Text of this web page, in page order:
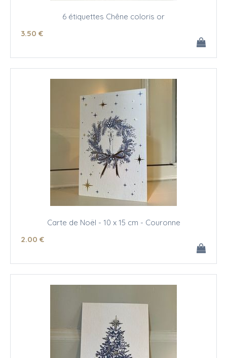
6 étiquettes Chêne coloris or
3.50 €
Carte de Noël - 10 x 15 cm - Couronne
2.00 €